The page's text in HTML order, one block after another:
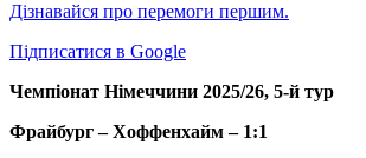
Дізнавайся про перемоги першим.
Підписатися в Google
Чемпіонат Німеччини 2025/26, 5-й тур
Фрайбург – Хоффенхайм – 1:1